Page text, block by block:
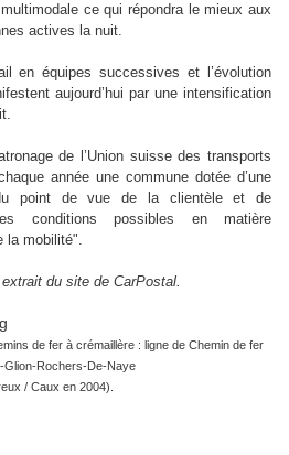
ce qui répondra le mieux aux
actives la nuit.
en équipes successives et l’évolution
aujourd’hui par une intensification
de l’Union suisse des transports
année une commune dotée d’une
point de vue de la clientèle et de
conditions possibles en matière
la mobilité".
du site de CarPostal.
de fer à crémaillère : ligne de Chemin de fer
Glion-Rochers-De-Naye
/ Caux en 2004).